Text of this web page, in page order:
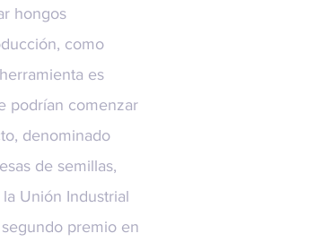
hongos
como
es
podrían comenzar
denominado
de semillas,
Unión Industrial
premio en